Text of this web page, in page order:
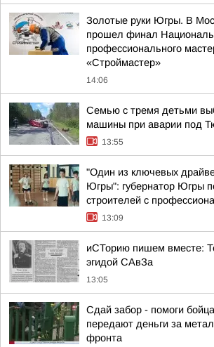
Золотые руки Югры. В
прошел финал
профессионального
«Строймастер»
14:06
Семью с тремя детьми
машины при аварии под
13:55
"Один из ключевых
Югры": губернатор Югры
строителей с
13:09
иСТорию пишем вместе:
эгидой САвЗа
13:05
Сдай забор - помоги
передают деньги за
фронта